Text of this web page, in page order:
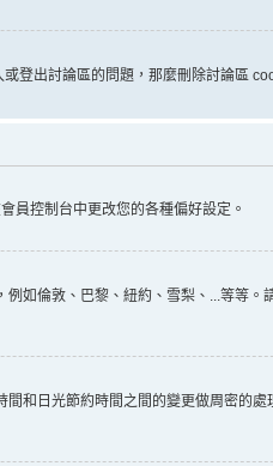
登出討論區的問題，那麼刪除討論區
員控制台中更改您的各種偏好設定。
如倫敦、巴黎、紐約、雪梨、...等等
和日光節約時間之間的變更做周密的